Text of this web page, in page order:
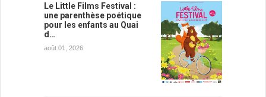
Le Little Films Festival :
une parenthèse poétique
pour les enfants au Quai
d…
août 01, 2026